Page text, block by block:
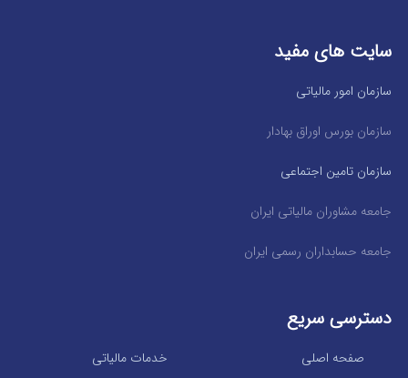
سایت های مفید
سازمان امور مالیاتی
سازمان بورس اوراق بهادار
سازمان تامین اجتماعی
جامعه مشاوران مالیاتی ایران
جامعه حسابداران رسمی ایران
دسترسی سریع
خدمات مالیاتی صفحه اصلی